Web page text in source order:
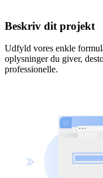
Beskriv dit projekt
Udfyld vores enkle
oplysninger du giver,
professionelle.